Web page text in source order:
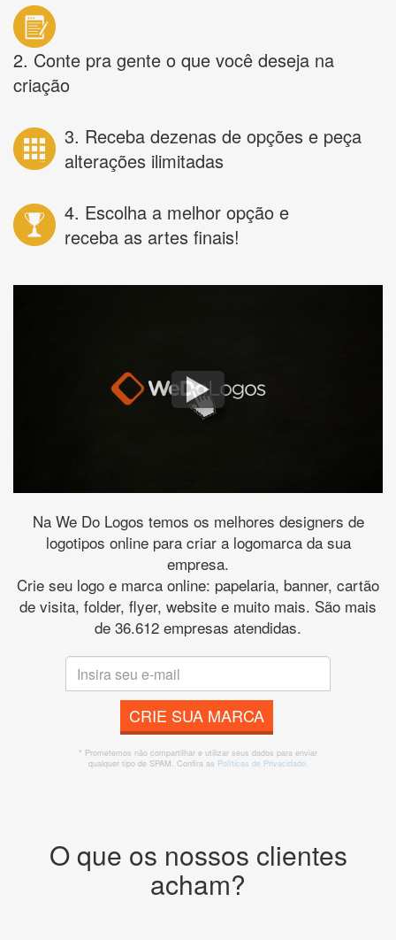
2. Conte pra gente o que você deseja na
criação
3. Receba dezenas de opções e peça
alterações ilimitadas
4. Escolha a melhor opção e
receba as artes finais!
Na We Do Logos temos os melhores designers de
logotipos online para criar a logomarca da sua
empresa.
Crie seu logo e marca online: papelaria, banner, cartão
de visita, folder, flyer, website e muito mais. São mais
de 36.612 empresas atendidas.
CRIE SUA MARCA
* Prometemos não compartilhar e utilizar seus dados para enviar
qualquer tipo de SPAM. Confira as Políticas de Privacidade.
O que os nossos clientes
acham?